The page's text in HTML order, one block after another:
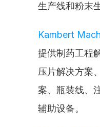
生产线和粉末
Kambert
提供制药工程
压片解决方案
案、瓶装线、
辅助设备。